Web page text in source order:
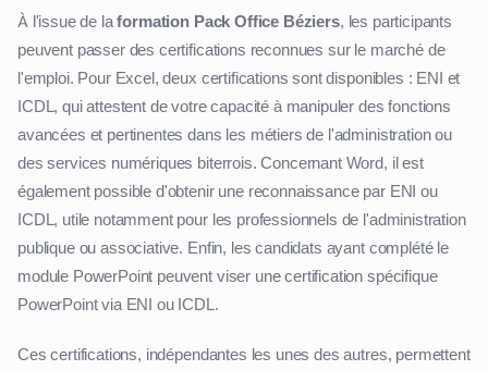
À l'issue de laformation Pack Office Béziers, les participants
peuvent passer des certifications reconnues sur le marché de
l'emploi. Pour Excel, deux certifications sont disponibles : ENI et
ICDL, qui attestent de votre capacité à manipuler des fonctions
avancées et pertinentes dans les métiers de l'administration ou
des services numériques biterrois. Concernant Word, il est
également possible d'obtenir une reconnaissance par ENI ou
ICDL, utile notamment pour les professionnels de l'administration
publique ou associative. Enfin, les candidats ayant complété le
module PowerPoint peuvent viser une certification spécifique
PowerPoint via ENI ou ICDL.
Ces certifications, indépendantes les unes des autres, permettent